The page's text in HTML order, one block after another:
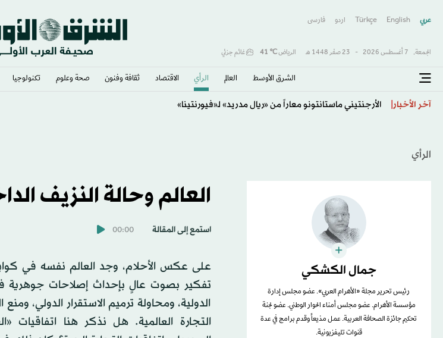
عربي English
Türkçe اردو فارسى
الجمعة, 7 أغسطس 2026 - 23 صفَر 1448 هـ الرياض℃
41 غائم جزئي
الشرق الأوسط​ العالم الرأي الاقتصاد ثقافة وفنون صحة وعلوم تكنولوجيا
آخر الأخبار
مان سيتي يرفض عرضاً من برشلونة لضم رودري
الرأي
جمال الكشكي
رئيس تحرير مجلة «الأهرام العربي». عضو مجلس إدارة
مؤسسة الأهرام. عضو مجلس أمناء الحوار الوطني. عضو لجنة
تحكيم جائزة الصحافة العربية. عمل مذيعاً وقدم برامج في عدة
قنوات تليفزيونية.
العالم وحالة النزيف
استمع إلى المقالة 00:00
على عكس الأحلام، وجد العالم نفسه في
تفكير بصوت عالٍ بإحداث إصلاحات جوهرية
الدولية، ومحاولة ترميم الاستقرار الدولي،
التجارة العالمية. هل نذكر هنا اتفاقيات